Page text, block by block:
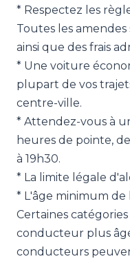
* Respectez les
Toutes les
ainsi que des frais
* Une voiture
plupart de vos
centre-ville.
* Attendez-vous à
heures de pointe,
à 19h30.
* La limite légale
* L'âge minimum de
Certaines
conducteur plus
conducteurs